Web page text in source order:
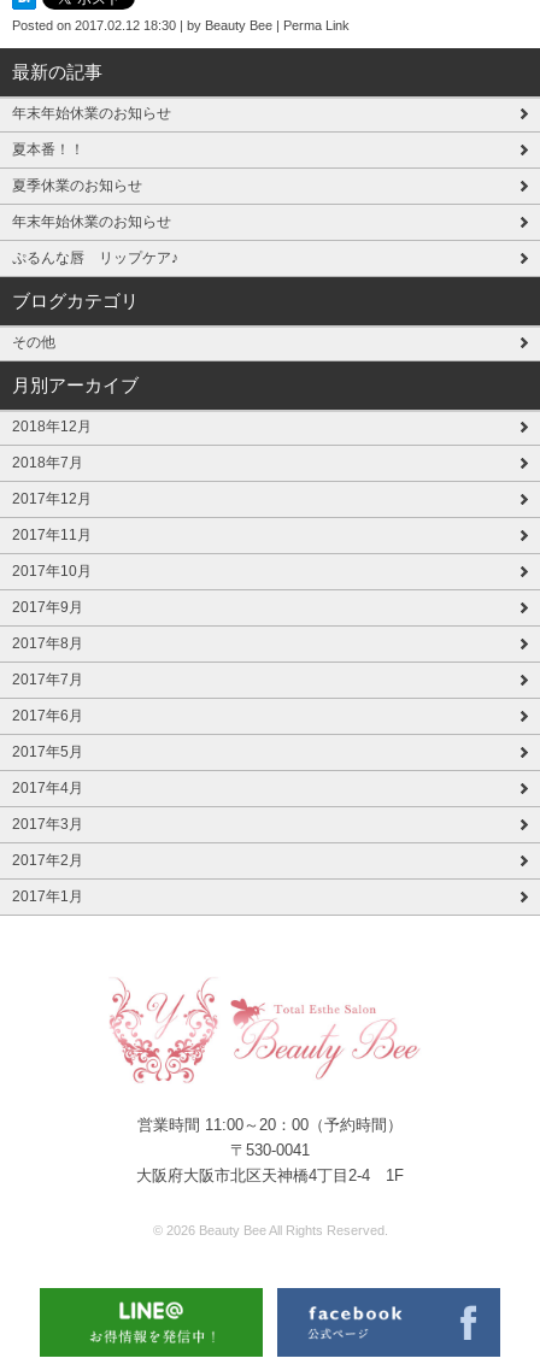
Posted on 2017.02.12 18:30 by Beauty Bee Perma Link
最新の記事
年末年始休業のお知らせ
夏本番！！
夏季休業のお知らせ
年末年始休業のお知らせ
ぷるんな唇 リップケア♪
ブログカテゴリ
その他
月別アーカイブ
2018年12月
2018年7月
2017年12月
2017年11月
2017年10月
2017年9月
2017年8月
2017年7月
2017年6月
2017年5月
2017年4月
2017年3月
2017年2月
2017年1月
営業時間 11:00～20：00（予約時間）
〒530-0041
大阪府大阪市北区天神橋4丁目2-4 1F
© 2026 Beauty Bee All Rights Reserved.